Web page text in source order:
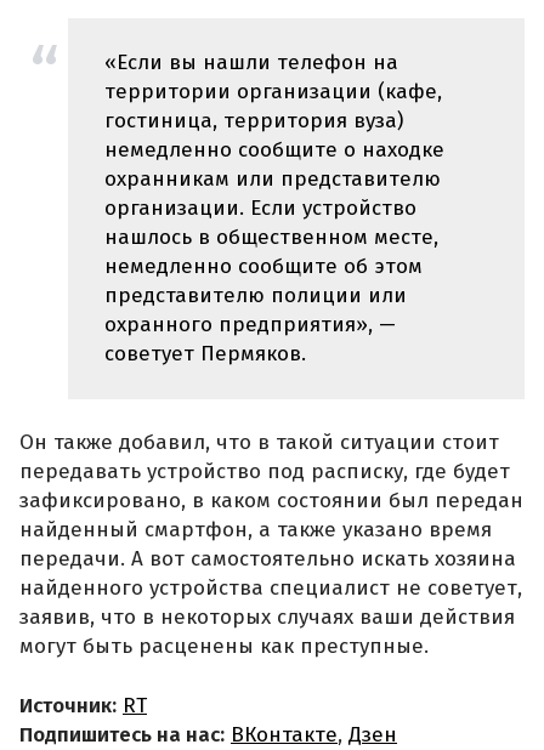
«Если вы нашли телефон на
территории организации (кафе,
гостиница, территория вуза)
немедленно сообщите о находке
охранникам или представителю
организации. Если устройство
нашлось в общественном месте,
немедленно сообщите об этом
представителю полиции или
охранного предприятия», —
советует Пермяков.
Он также добавил, что в такой ситуации стоит
передавать устройство под расписку, где будет
зафиксировано, в каком состоянии был передан
найденный смартфон, а также указано время
передачи. А вот самостоятельно искать хозяина
найденного устройства специалист не советует,
заявив, что в некоторых случаях ваши действия
могут быть расценены как преступные.
Источник: RT
Подпишитесь на нас: ВКонтакте, Дзен